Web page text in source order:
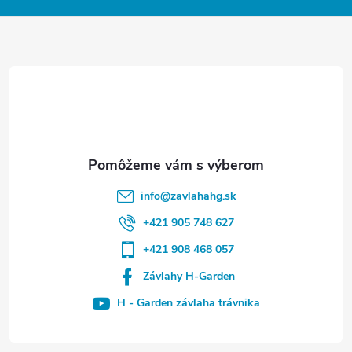
e
info@zavlahahg.sk
+421 905 748 627
+421 908 468 057
Závlahy H-Garden
H - Garden závlaha trávnika